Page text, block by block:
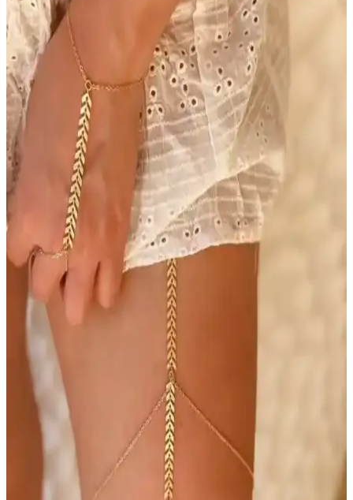
Harem Altın 10 Gram (9.95 Has) Altın Havale, %99.5 saflıkta ve
güvenilirlikte, yatırım ve koleksiyon amaçlı tercih edilen yüksek
kaliteli altın ürünüdür. İşlem süreçleri ve müşteri geri bildirimleriyle
ilgili önemli bilgiler içerir.
Aurrari Güneş Figürlü Altın Kaplama Küpe: Zarif
ve Enerjik Takı Seçeneği
Aurrari'nin güneş figürlü altın kaplama küpesi, zarif tasarımı ve
yüksek kaliteli malzemeleriyle şıklık ve pozitif enerji sunar.
Kullanımı kolay, dayanıklı ve hassas ciltlere uygun olup, günlük ve
özel günler için ideal bir seçimdir.
Ahlatcı Sarrafiye 1.75 Gram 22 Ayar Çeyrek Altın
Yeni Tarihli Yatırım ve Hediye Seçeneği
Ahlatcı Sarrafiye'nin 1.75 gram 22 ayar yeni tarihli çeyrek altını,
yatırım ve hediye için ideal, estetik ve güvenilir, piyasa fiyatlarına
uygun, şık tasarımıyla öne çıkan değerli bir seçenek.
İAR Nadir Gold 5 Gram ve 24 Ayar Saf Altın:
Yatırım ve Takı İçin Güvenilir Seçenekler
İAR Nadir Gold 5 Gram ve 24 Ayar saf altın, yüksek saflık ve
estetikle yatırım ve takı için mükemmel bir tercihtir. Uzun vadeli
değer ve şıklık sağlar.
Kalıcı Altın Karamel Renk Deluxe Saç Boyası
İncelemesi ve Kullanım İpuçları
Kalıcı altın karamel renk deluxe saç boyası, uzun süre dayanıklı ve
estetik sonuçlar sunar. Renk koruma ve bakım ipuçlarıyla
saçlarınızın doğal güzelliğini koruyun.